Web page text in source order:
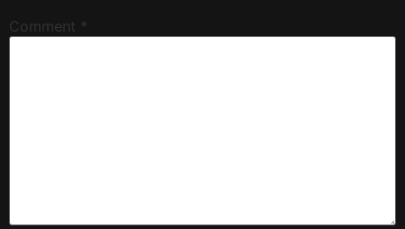
Comment *